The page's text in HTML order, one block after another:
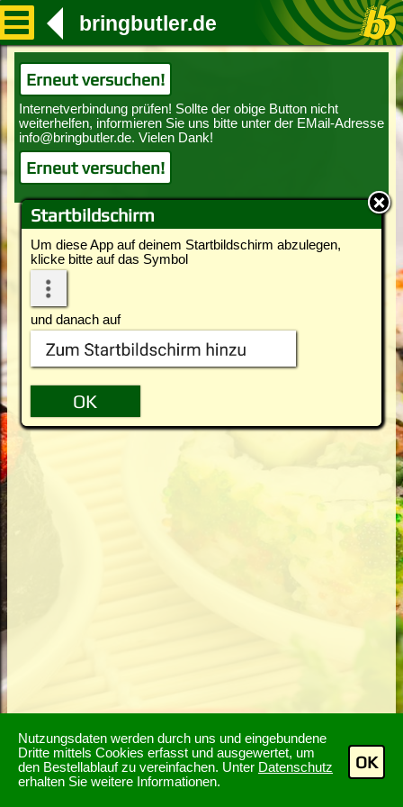
Nutzungsdaten werden durch uns und eingebundene
Dritte mittels Cookies erfasst und ausgewertet, um
den Bestellablauf zu vereinfachen. Unter Datenschutz
erhalten Sie weitere Informationen.
OK
Startbildschirm
Um diese App auf deinem Startbildschirm abzulegen,
klicke bitte auf das Symbol
und danach auf
bringbutler.de
Erneut versuchen!
Erneut versuchen!